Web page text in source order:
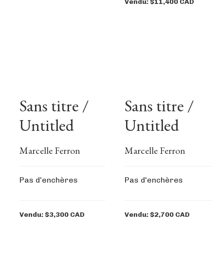
Vendu: $11,400 CAD
Sans titre /
Untitled
Marcelle Ferron
Pas d'enchères
Vendu: $3,300 CAD
Sans titre /
Untitled
Marcelle Ferron
Pas d'enchères
Vendu: $2,700 CAD